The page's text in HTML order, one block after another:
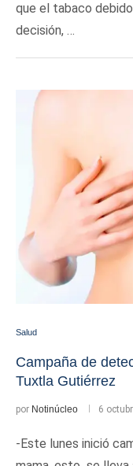
que el tabaco
decisión, …
Salud
Campaña de
Tuxtla Gutiérrez
por Notinúcleo 6
-Este lunes inició